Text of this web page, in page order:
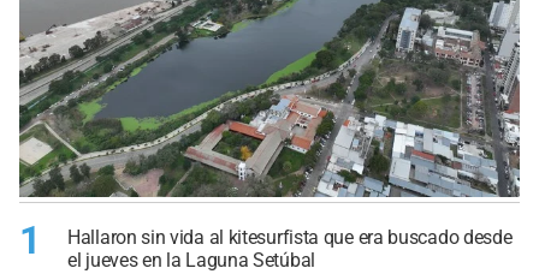
1
Hallaron sin vida al kitesurfista que era buscado desde
el jueves en la Laguna Setúbal